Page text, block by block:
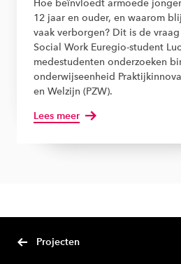
Hoe beïnvloedt armoede
12 jaar en ouder, en waarom
vaak verborgen? Dit is de
Social Work Euregio-student
medestudenten onderzoeken
onderwijseenheid
en Welzijn (PZW).
Lees meer
Projecten